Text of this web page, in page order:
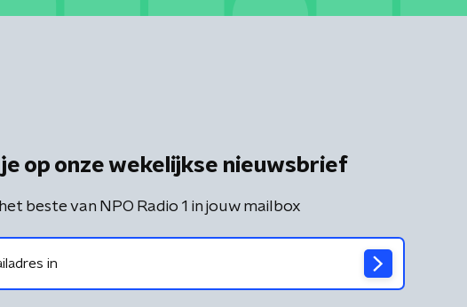
op onze wekelijkse nieuwsbrief
beste van NPO Radio 1 in jouw mailbox